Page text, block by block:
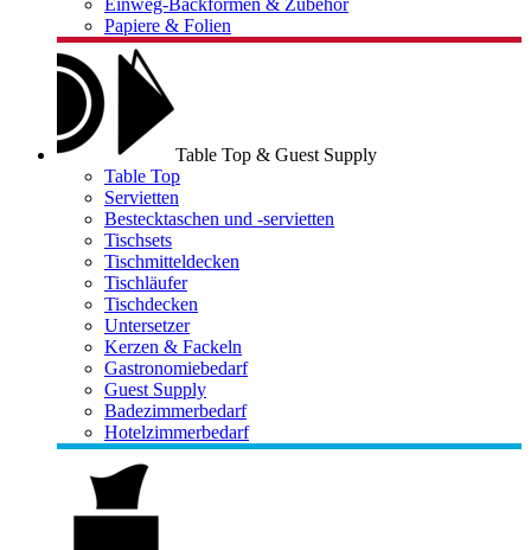
Einweg-Backformen & Zubehör
Papiere & Folien
Table Top & Guest Supply
Table Top
Servietten
Bestecktaschen und -servietten
Tischsets
Tischmitteldecken
Tischläufer
Tischdecken
Untersetzer
Kerzen & Fackeln
Gastronomiebedarf
Guest Supply
Badezimmerbedarf
Hotelzimmerbedarf